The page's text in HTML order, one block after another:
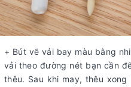
+ Bút vẽ vải bay màu bằng
vải theo đường nét bạn cần
thêu. Sau khi may, thêu